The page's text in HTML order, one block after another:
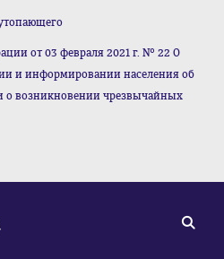
от 03 февраля 2021 г. № 22 О
и информировании населения об
о возникновении чрезвычайных